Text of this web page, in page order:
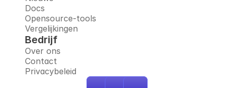
Docs
Opensource-tools
Vergelijkingen
Bedrijf
Over ons
Contact
Privacybeleid